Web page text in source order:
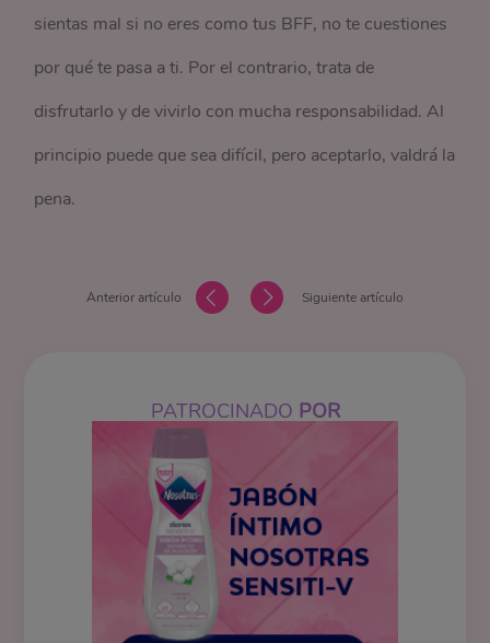
sientas mal si no eres como tus BFF, no te cuestiones
por qué te pasa a ti. Por el contrario, trata de
disfrutarlo y de vivirlo con mucha responsabilidad. Al
principio puede que sea difícil, pero aceptarlo, valdrá la
pena.
Anterior artículo Siguiente artículo
PATROCINADO POR